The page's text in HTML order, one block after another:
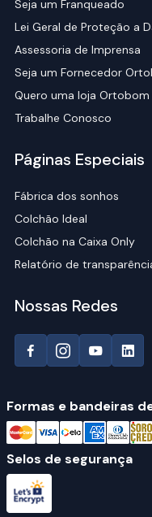
Seja um Franqueado
Lei Geral de Proteção a
Assessoria de Imprensa
Seja um Fornecedor
Quero uma loja
Trabalhe Conosco
Páginas Especiais
Fábrica dos sonhos
Colchão Ideal
Colchão na Caixa Only
Relatório de
Nossas Redes
Formas e bandeiras
Selos de segurança